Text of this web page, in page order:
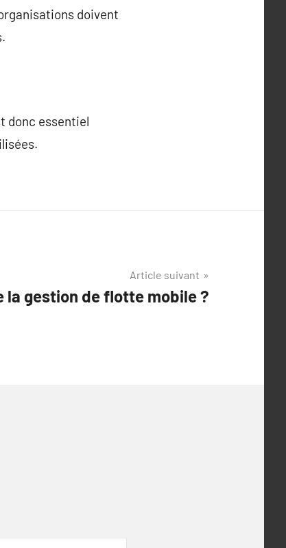
doivent
donc essentiel
Article suivant
la gestion de flotte mobile ?